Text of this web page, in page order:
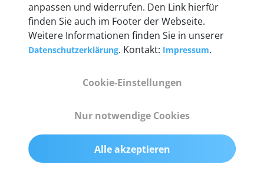
Technische Details &
Lieferumfang
Abmessungen
Gewicht
200 g
anpassen und widerrufen. Den Link hierfür
finden Sie auch im Footer der Webseite.
Weitere Informationen finden Sie in unserer
Datenschutzerklärung. Kontakt: Impressum.
Cookie-Einstellungen
Nur notwendige Cookies
Alle akzeptieren